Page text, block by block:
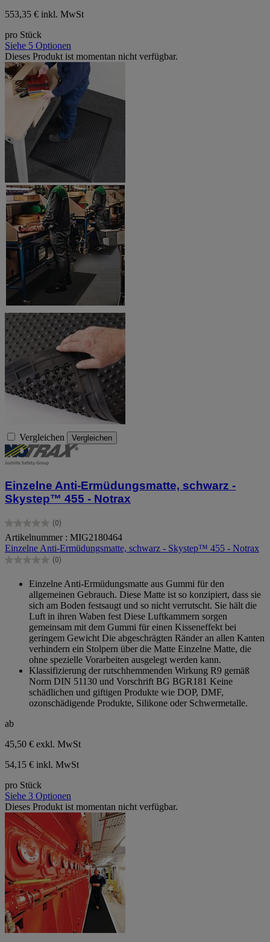
553,35 € inkl. MwSt
pro Stück
Siehe 5 Optionen
Dieses Produkt ist momentan nicht verfügbar.
Vergleichen Vergleichen
Einzelne Anti-Ermüdungsmatte, schwarz -
Skystep™ 455 - Notrax
(0)
0.0
von
5
Sternen.
Artikelnummer : MIG2180464
Einzelne Anti-Ermüdungsmatte, schwarz - Skystep™ 455 - Notrax
(0)
0.0
Sternen.
Einzelne Anti-Ermüdungsmatte aus Gummi für den
allgemeinen Gebrauch. Diese Matte ist so konzipiert, dass sie
sich am Boden festsaugt und so nicht verrutscht. Sie hält die
Luft in ihren Waben fest Diese Luftkammern sorgen
gemeinsam mit dem Gummi für einen Kisseneffekt bei
geringem Gewicht Die abgeschrägten Ränder an allen Kanten
verhindern ein Stolpern über die Matte Einzelne Matte, die
ohne spezielle Vorarbeiten ausgelegt werden kann.
Klassifizierung der rutschhemmenden Wirkung R9 gemäß
Norm DIN 51130 und Vorschrift BG BGR181 Keine
schädlichen und giftigen Produkte wie DOP, DMF,
ozonschädigende Produkte, Silikone oder Schwermetalle.
ab
45,50 € exkl. MwSt
54,15 € inkl. MwSt
pro Stück
Siehe 3 Optionen
Dieses Produkt ist momentan nicht verfügbar.